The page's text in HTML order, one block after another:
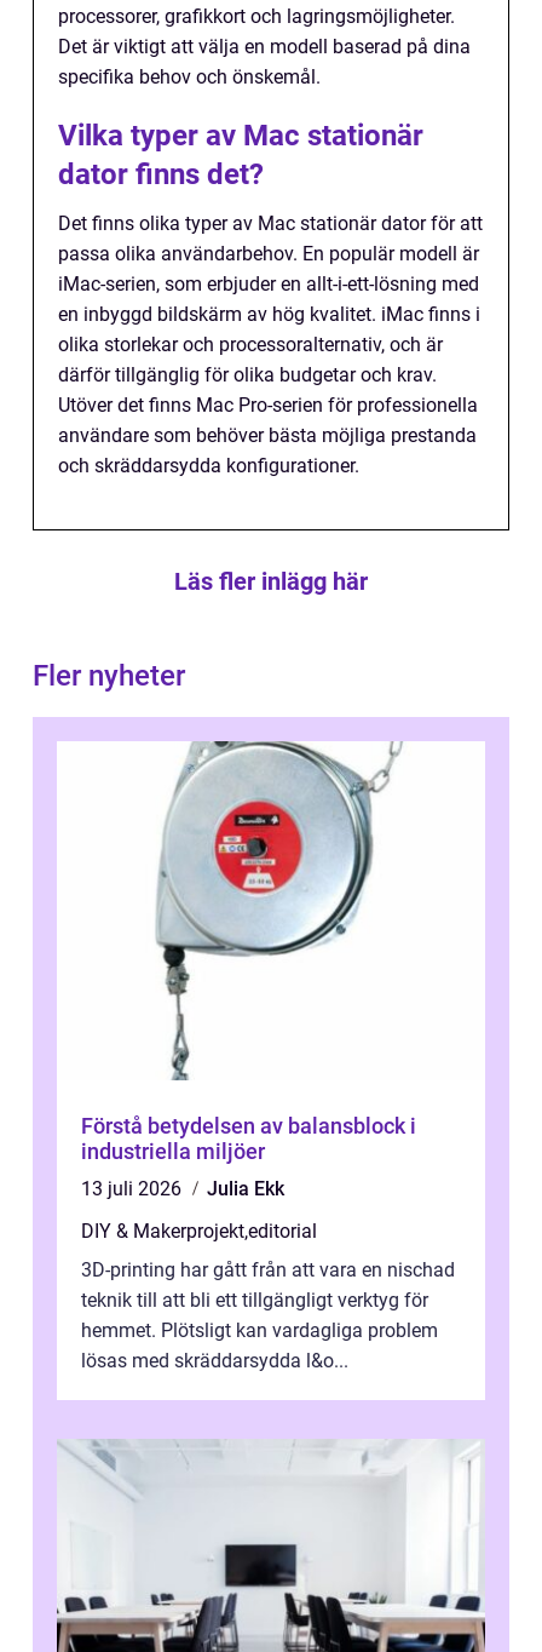
processorer, grafikkort och lagringsmöjligheter.
Det är viktigt att välja en modell baserad på dina
specifika behov och önskemål.
Vilka typer av Mac stationär
dator finns det?
Det finns olika typer av Mac stationär dator för att
passa olika användarbehov. En populär modell är
iMac-serien, som erbjuder en allt-i-ett-lösning med
en inbyggd bildskärm av hög kvalitet. iMac finns i
olika storlekar och processoralternativ, och är
därför tillgänglig för olika budgetar och krav.
Utöver det finns Mac Pro-serien för professionella
användare som behöver bästa möjliga prestanda
och skräddarsydda konfigurationer.
Läs fler inlägg här
Fler nyheter
Förstå betydelsen av balansblock i
industriella miljöer
13 juli 2026
Julia Ekk
DIY & Makerprojekt,editorial
3D-printing har gått från att vara en nischad
teknik till att bli ett tillgängligt verktyg för
hemmet. Plötsligt kan vardagliga problem
lösas med skräddarsydda l&o...